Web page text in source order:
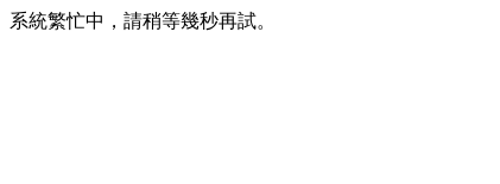
系統繁忙中，請稍等幾秒再試。